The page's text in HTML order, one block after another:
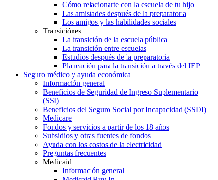
Cómo relacionarte con la escuela de tu hijo
Las amistades después de la preparatoria
Los amigos y las habilidades sociales
Transiciónes
La transición de la escuela pública
La transición entre escuelas
Estudios después de la preparatoria
Planeación para la transición a través del IEP
Seguro médico y ayuda económica
Información general
Beneficios de Seguridad de Ingreso Suplementario
(SSI)
Beneficios del Seguro Social por Incapacidad (SSDI)
Medicare
Fondos y servicios a partir de los 18 años
Subsidios y otras fuentes de fondos
Ayuda con los costos de la electricidad
Preguntas frecuentes
Medicaid
Información general